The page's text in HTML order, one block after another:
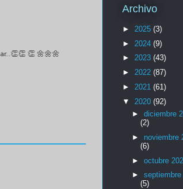
👏 🌼🌼🌼
Archivo
► 2025 (3)
► 2024 (9)
► 2023 (43)
► 2022 (87)
► 2021 (61)
▼ 2020 (92)
► diciembre
(2)
► noviembre
(6)
► octubre
► septiembre
(5)